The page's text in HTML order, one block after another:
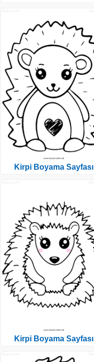
Kirpi Boyama Sayfası
Kirpi Boyama Sayfası